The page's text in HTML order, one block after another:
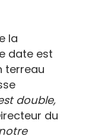
la
date est
terreau
double,
du